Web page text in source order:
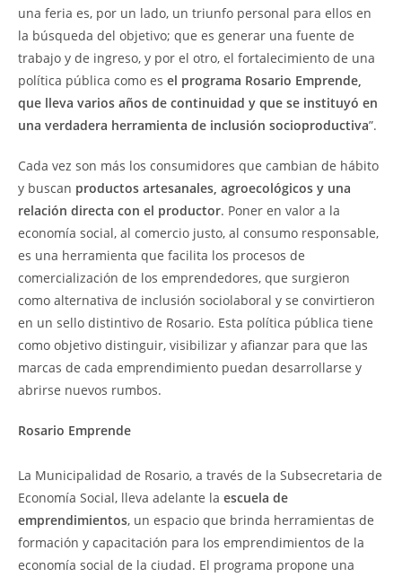
una feria es, por un lado, un triunfo personal para ellos en
la búsqueda del objetivo; que es generar una fuente de
trabajo y de ingreso, y por el otro, el fortalecimiento de una
política pública como es el programa Rosario Emprende,
que lleva varios años de continuidad y que se instituyó en
una verdadera herramienta de inclusión socioproductiva”.
Cada vez son más los consumidores que cambian de hábito
y buscan productos artesanales, agroecológicos y una
relación directa con el productor. Poner en valor a la
economía social, al comercio justo, al consumo responsable,
es una herramienta que facilita los procesos de
comercialización de los emprendedores, que surgieron
como alternativa de inclusión sociolaboral y se convirtieron
en un sello distintivo de Rosario. Esta política pública tiene
como objetivo distinguir, visibilizar y afianzar para que las
marcas de cada emprendimiento puedan desarrollarse y
abrirse nuevos rumbos.
Rosario Emprende
La Municipalidad de Rosario, a través de la Subsecretaria de
Economía Social, lleva adelante la escuela de
emprendimientos, un espacio que brinda herramientas de
formación y capacitación para los emprendimientos de la
economía social de la ciudad. El programa propone una